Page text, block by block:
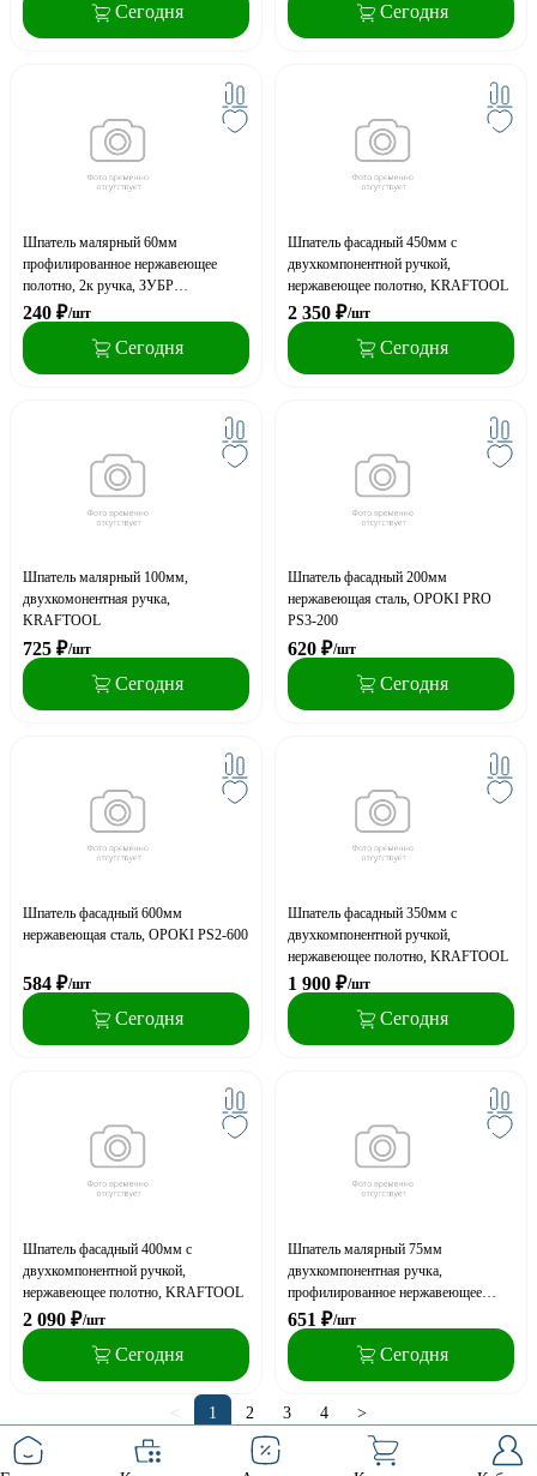
Сегодня Сегодня
Шпатель малярный 60мм
профилированное нержавеющее
полотно, 2к ручка, ЗУБР
"ПРОФЕССИОНАЛ"
240 ₽/шт
Сегодня
Шпатель фасадный 450мм с
двухкомпонентной ручкой,
нержавеющее полотно, KRAFTOOL
2 350 ₽/шт
Сегодня
Шпатель малярный 100мм,
двухкомонентная ручка,
KRAFTOOL
725 ₽/шт
Сегодня
Шпатель фасадный 200мм
нержавеющая сталь, OPOKI PRO
PS3-200
620 ₽/шт
Сегодня
Шпатель фасадный 600мм
нержавеющая сталь, OPOKI PS2-600
584 ₽/шт
Сегодня
Шпатель фасадный 350мм с
двухкомпонентной ручкой,
нержавеющее полотно, KRAFTOOL
1 900 ₽/шт
Сегодня
Шпатель фасадный 400мм с
двухкомпонентной ручкой,
нержавеющее полотно, KRAFTOOL
2 090 ₽/шт
Сегодня
Шпатель малярный 75мм
двухкомпонентная ручка,
профилированное нержавеющее
полотно, KRAFTOOL
651 ₽/шт
Сегодня
< 1 2 3 4 >